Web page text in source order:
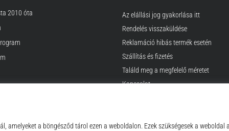
2010 óta
Az elállási jog gyakorlása itt
Rendelés visszaküldése
Reklamáció hibás termék esetén
Szállítás és fizetés
Találd meg a megfelelő méretet
Kapcsolat